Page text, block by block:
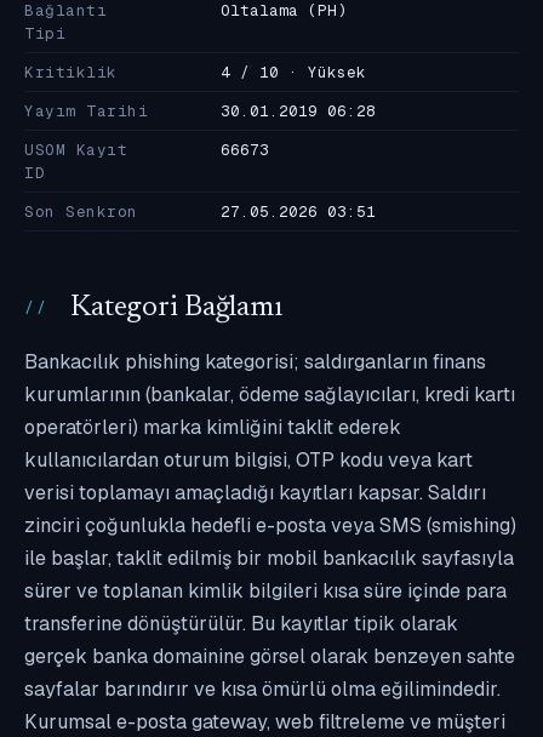
Bağlantı
Tipi
Oltalama (PH)
Kritiklik
4 / 10 · Yüksek
Yayım Tarihi
30.01.2019 06:28
USOM Kayıt
ID
66673
Son Senkron 27.05.2026 03:51
Kategori Bağlamı
Bankacılık phishing kategorisi; saldırganların finans
kurumlarının (bankalar, ödeme sağlayıcıları, kredi kartı
operatörleri) marka kimliğini taklit ederek
kullanıcılardan oturum bilgisi, OTP kodu veya kart
verisi toplamayı amaçladığı kayıtları kapsar. Saldırı
zinciri çoğunlukla hedefli e-posta veya SMS (smishing)
ile başlar, taklit edilmiş bir mobil bankacılık sayfasıyla
sürer ve toplanan kimlik bilgileri kısa süre içinde para
transferine dönüştürülür. Bu kayıtlar tipik olarak
gerçek banka domainine görsel olarak benzeyen sahte
sayfalar barındırır ve kısa ömürlü olma eğilimindedir.
Kurumsal e-posta gateway, web filtreleme ve müşteri